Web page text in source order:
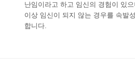
난임이라고 하고 임신의 경험이 있
이상 임신이 되지 않는 경우를 속발
합니다.